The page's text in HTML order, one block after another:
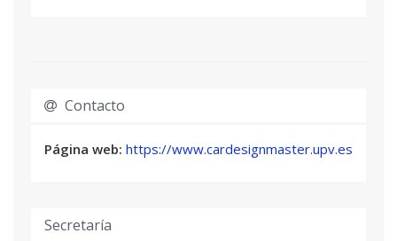
Jorge Montalvá Colomer
06 SPEED MODELLING, RENDERIZADO,
Contacto
Página web: https://www.cardesignmaster.upv.es
Secretaría